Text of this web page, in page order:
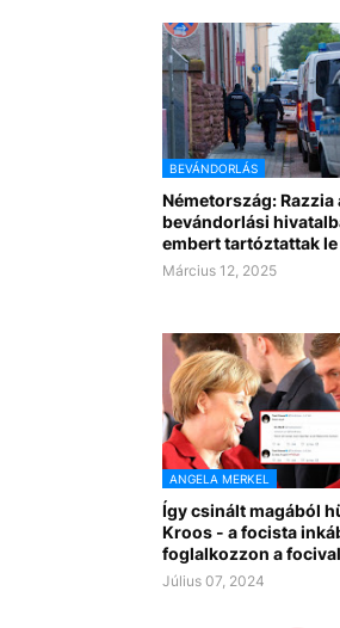
BEVÁNDORLÁS
Németország: Razzia
bevándorlási
embert tartóztattak le
Március 12, 2025
ANGELA MERKEL
Így csinált magából
Kroos - a focista
foglalkozzon a focival
Július 07, 2024